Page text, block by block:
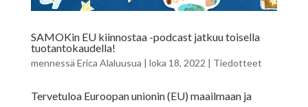
SAMOKin EU kiinnostaa -podcast jatkuu toisella
tuotantokaudella!
mennessä Erica Alaluusua | loka 18, 2022 | Tiedotteet
Tervetuloa Euroopan unionin (EU) maailmaan ja